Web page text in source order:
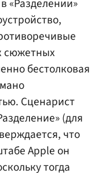
сюжетных
бестолковая
Сценарист
(для
что
Apple он
тогда